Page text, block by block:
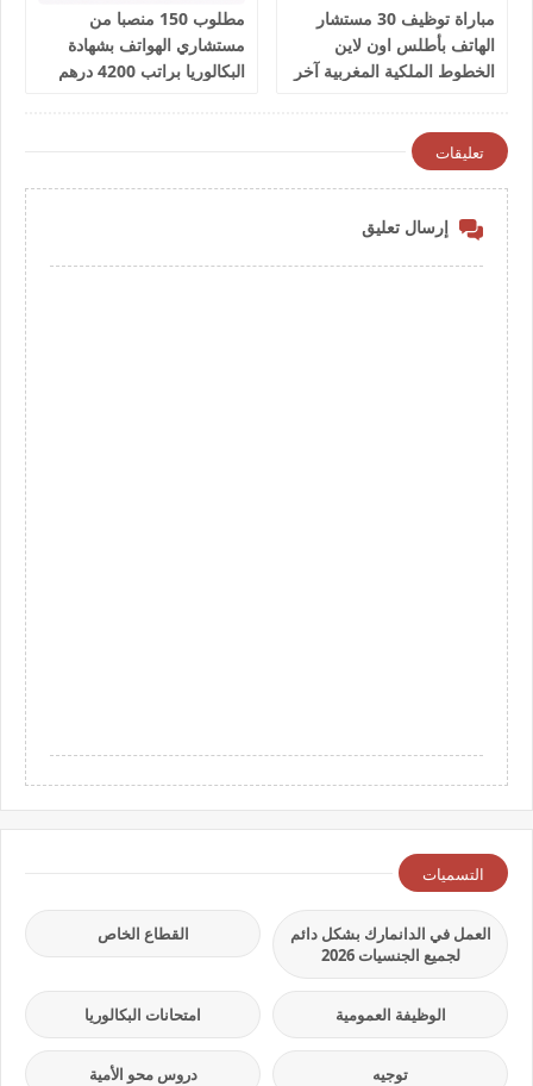
مباراة توظيف 30 مستشار
الهاتف بأطلس اون لاين
الخطوط الملكية المغربية آخر
مطلوب 150 منصبا من
مستشاري الهواتف بشهادة
البكالوريا براتب 4200 درهم
تعليقات
إرسال تعليق
التسميات
العمل في الدانمارك بشكل دائم
لجميع الجنسيات 2026
القطاع الخاص
الوظيفة العمومية امتحانات البكالوريا
توجيه دروس محو الأمية